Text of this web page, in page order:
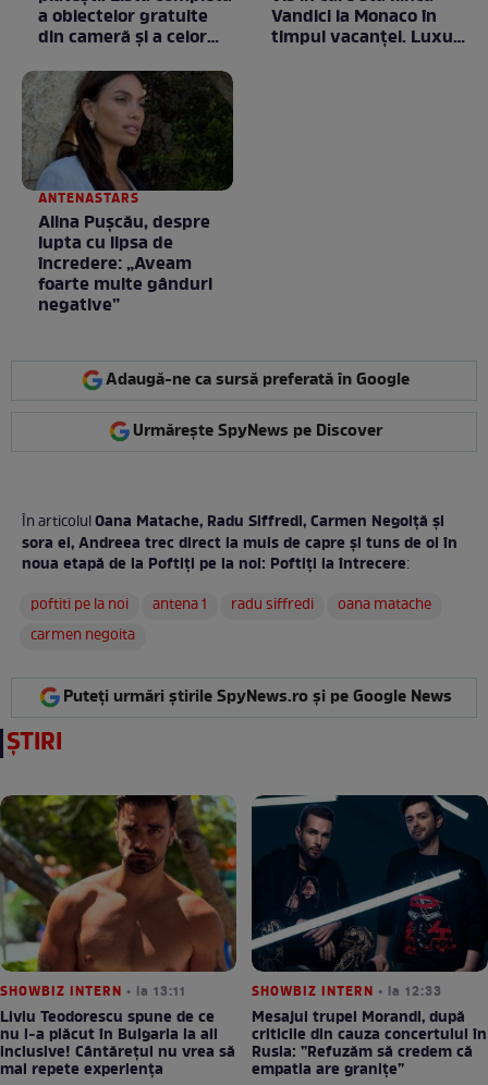
a obiectelor gratuite
din cameră și a celor
proprietatea unității
Vandici la Monaco în
timpul vacanței. Luxul
ANTENASTARS
Alina Pușcău, despre
lupta cu lipsa de
încredere: „Aveam
foarte multe gânduri
negative”
Adaugă-ne ca sursă preferată în Google
Urmărește SpyNews pe Discover
În articolulOana Matache, Radu Siffredi, Carmen Negoiță și
sora ei, Andreea trec direct la muls de capre și tuns de oi în
noua etapă de la Poftiți pe la noi: Poftiți la întrecere:
poftiti pe la noi
antena 1 radu siffredi
oana matache
carmen negoita
Puteți urmări știrile SpyNews.ro și pe Google News
ȘTIRI
SHOWBIZ INTERN • la 13:11
Liviu Teodorescu spune de ce
nu i-a plăcut în Bulgaria la all
inclusive! Cântărețul nu vrea să
mai repete experiența
SHOWBIZ INTERN • la 12:33
Mesajul trupei Morandi, după
criticile din cauza concertului în
Rusia: ”Refuzăm să credem că
empatia are granițe”